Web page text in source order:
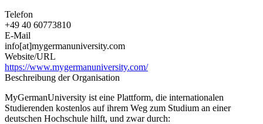
Telefon
+49 40 60773810
E-Mail
info[at]mygermanuniversity.com
Website/URL
https://www.mygermanuniversity.com/
Beschreibung der Organisation
MyGermanUniversity ist eine Plattform, die internationalen
Studierenden kostenlos auf ihrem Weg zum Studium an einer
deutschen Hochschule hilft, und zwar durch: